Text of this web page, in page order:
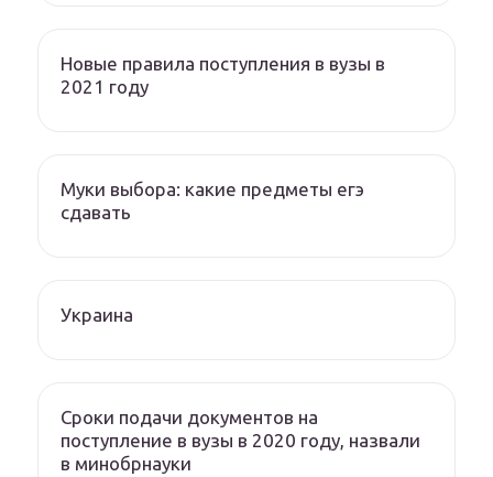
Новые правила поступления в вузы в
2021 году
Муки выбора: какие предметы егэ
сдавать
Украина
Сроки подачи документов на
поступление в вузы в 2020 году, назвали
в минобрнауки